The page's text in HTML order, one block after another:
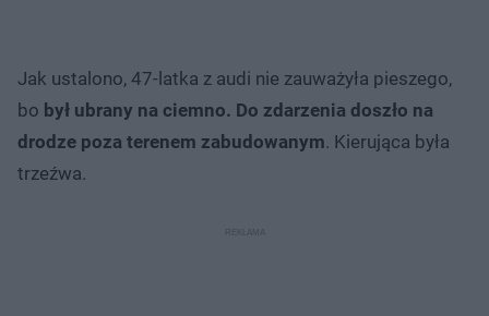
Jak ustalono, 47-latka z audi nie zauważyła pieszego,
bo był ubrany na ciemno. Do zdarzenia doszło na
drodze poza terenem zabudowanym. Kierująca była
trzeźwa.